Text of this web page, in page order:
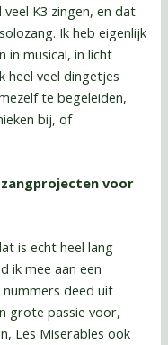
K3 zingen, en dat
Ik heb eigenlijk
in musical, in licht
heel veel dingetjes
te begeleiden,
bij, of
voor
is echt heel lang
ik mee aan een
nummers deed uit
grote passie voor,
Les Miserables ook